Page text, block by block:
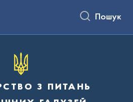
Пошук
з питань